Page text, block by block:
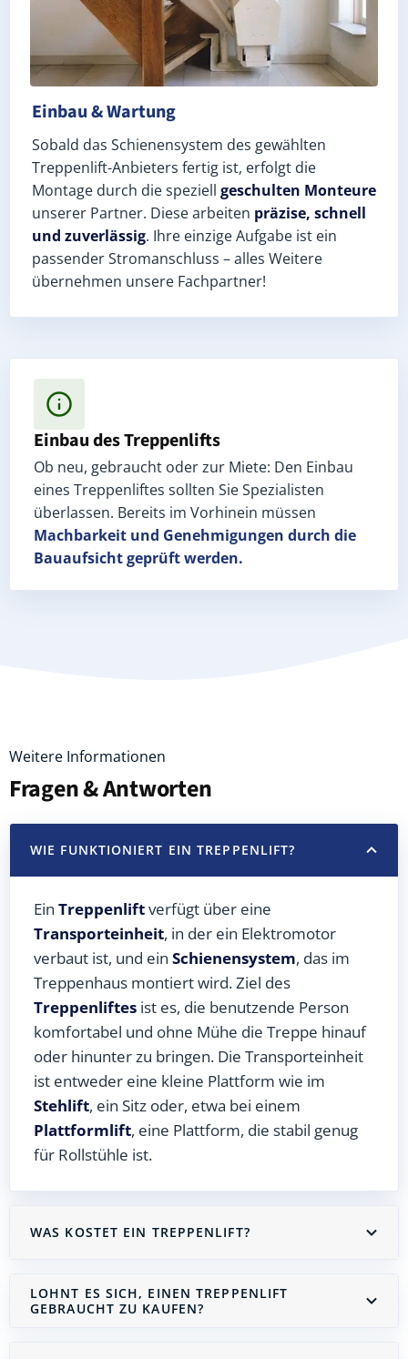
Einbau & Wartung
Sobald das Schienensystem des gewählten
Treppenlift-Anbieters fertig ist, erfolgt die
Montage durch die speziell geschulten Monteure
unserer Partner. Diese arbeiten präzise, schnell
und zuverlässig. Ihre einzige Aufgabe ist ein
passender Stromanschluss – alles Weitere
übernehmen unsere Fachpartner!
Einbau des Treppenlifts
Ob neu, gebraucht oder zur Miete: Den Einbau
eines Treppenliftes sollten Sie Spezialisten
überlassen. Bereits im Vorhinein müssen
Machbarkeit und Genehmigungen durch die
Bauaufsicht geprüft werden.
Weitere Informationen
Fragen & Antworten
WIE FUNKTIONIERT EIN TREPPENLIFT?
Ein Treppenliftverfügt über eine
Transporteinheit, in der ein Elektromotor
verbaut ist, und ein Schienensystem, das im
Treppenhaus montiert wird. Ziel des
Treppenliftes ist es, die benutzende Person
komfortabel und ohne Mühe die Treppe hinauf
oder hinunter zu bringen. Die Transporteinheit
ist entweder eine kleine Plattform wie im
Stehlift, ein Sitz oder, etwa bei einem
Plattformlift, eine Plattform, die stabil genug
für Rollstühle ist.
WAS KOSTET EIN TREPPENLIFT?
LOHNT ES SICH, EINEN TREPPENLIFT
GEBRAUCHT ZU KAUFEN?